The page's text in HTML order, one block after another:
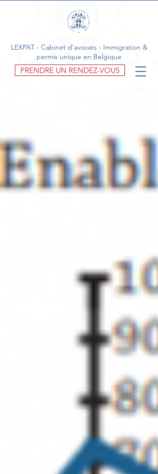
PRENDRE UN RENDEZ-VOUS
LEXPAT - Cabinet d’avocats - Immigration &
permis unique en Belgique